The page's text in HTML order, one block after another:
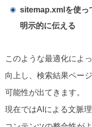
sitemap.xmlを使っ
明示的に伝える
このような最適化によ
向上し、検索結果ペー
可能性が出てきます。
現在ではAIによる文脈